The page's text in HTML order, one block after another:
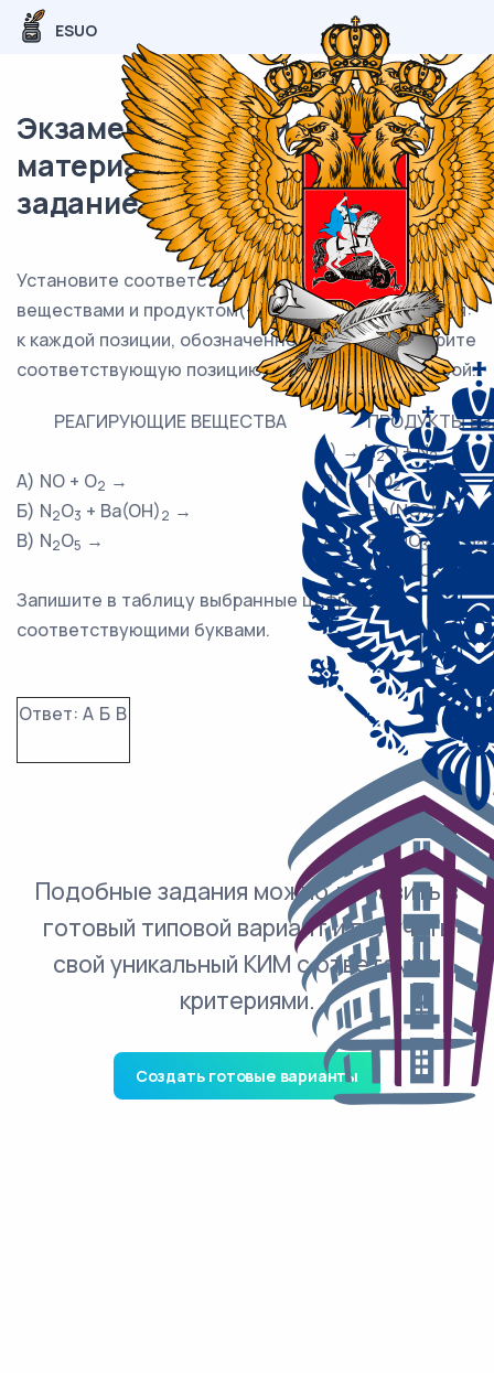
ESUO
Экзаменационный (типовой)
материал ОГЭ / Химия / 09
задание (24) / 49
Установите соответствие между реагирующими
веществами и продуктом(-ами) их взаимодействия:
к каждой позиции, обозначенной буквой, подберите
соответствующую позицию, обозначенную цифрой.
РЕАГИРУЮЩИЕ ВЕЩЕСТВА ПРОДУКТЫ
А) NO + O2 →
Б) N2O3 + Ba(OH)2 →
В) N2O5 →
1) → N2O + N2
2) → NO2
3) → Ba(NO2)2+ H2
4) → Ba(NO3) + H2
5) → NO 2 + O 2
Запишите в таблицу выбранные цифры под
соответствующими буквами.
Ответ: А Б В
Подобные задания можно добавить в
готовый типовой вариант и получить
свой уникальный КИМ с ответами и
критериями.
Создать готовые варианты